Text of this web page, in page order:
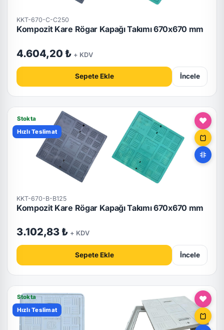
KKT-670-C-C250
Kompozit Kare Rögar Kapağı Takımı 670x670 mm
4.604,20 ₺ + KDV
Sepete Ekle İncele
Stokta
Hızlı Teslimat
KKT-670-B-B125
Kompozit Kare Rögar Kapağı Takımı 670x670 mm
3.102,83 ₺ + KDV
Sepete Ekle İncele
Stokta
Hızlı Teslimat